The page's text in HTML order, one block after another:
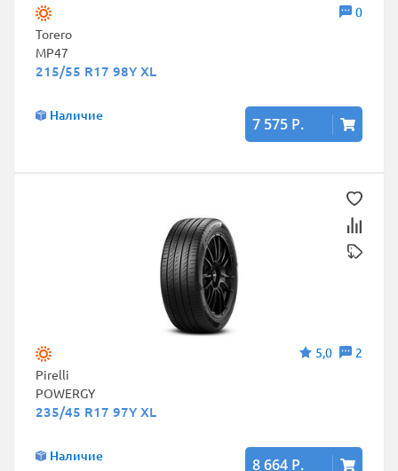
0
Torero
MP47
215/55 R17 98Y XL
Наличие 7 575 Р.
5,0
2
Pirelli
POWERGY
235/45 R17 97Y XL
Наличие 8 664 Р.